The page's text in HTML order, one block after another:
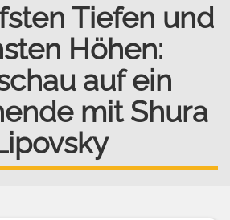
Tiefen und
Höhen:
auf ein
mit Shura